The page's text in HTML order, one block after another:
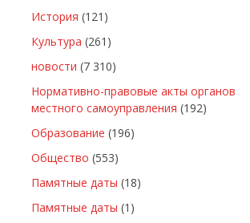
История (121)
Культура (261)
новости (7 310)
Нормативно-правовые акты органов
местного самоуправления (192)
Образование (196)
Общество (553)
Памятные даты (18)
Памятные даты (1)